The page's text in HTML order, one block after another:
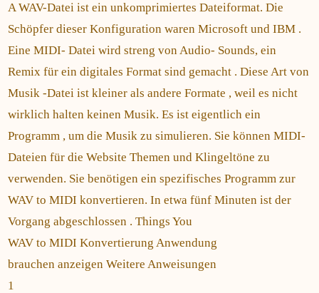
A WAV-Datei ist ein unkomprimiertes Dateiformat. Die
Schöpfer dieser Konfiguration waren Microsoft und IBM .
Eine MIDI- Datei wird streng von Audio- Sounds, ein
Remix für ein digitales Format sind gemacht . Diese Art von
Musik -Datei ist kleiner als andere Formate , weil es nicht
wirklich halten keinen Musik. Es ist eigentlich ein
Programm , um die Musik zu simulieren. Sie können MIDI-
Dateien für die Website Themen und Klingeltöne zu
verwenden. Sie benötigen ein spezifisches Programm zur
WAV to MIDI konvertieren. In etwa fünf Minuten ist der
Vorgang abgeschlossen . Things You
WAV to MIDI Konvertierung Anwendung
brauchen anzeigen Weitere Anweisungen
1